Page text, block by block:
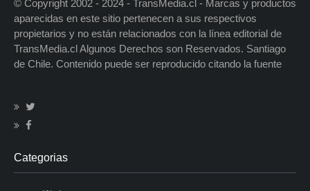
© Copyright 2002 - 2024 - TransMedia.cl - Marcas y productos
aparecidas en este sitio pertenecen a sus respectivos
propietarios y no están relacionados con la línea editorial de
TransMedia.cl Algunos Derechos son Reservados. Santiago
de Chile. Contenido puede ser reproducido citando la fuente
Categorias